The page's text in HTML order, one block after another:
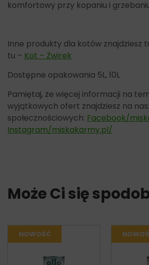
komfortowy przy kopaniu i
Inne produkty dla kotów znajdziesz
tu – Kot – Żwirek
Dostępne opakowania 5L, 10L
Pamiętaj, że więcej informacji na
wyjątkowych ofert znajdziesz na
społecznościowych: Facebook/
Instagram/miskakarmy.pl/
Może Ci się